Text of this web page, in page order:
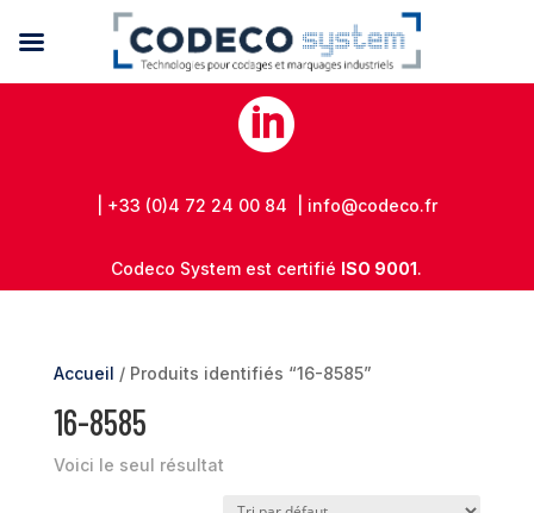

| +33 (0)4 72 24 00 84 | info@codeco.fr
Codeco System est certifié ISO 9001.
Accueil / Produits identifiés “16-8585”
16-8585
Voici le seul résultat